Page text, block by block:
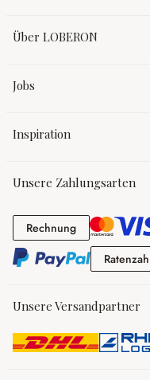
Über LOBERON
Jobs
Inspiration
Unsere Zahlungsarten
RechnungRechnung
Unsere Versandpartner